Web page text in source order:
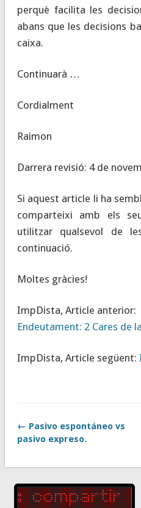
perquè facilita les
abans que les decisions
caixa.
Continuarà …
Cordialment
Raimon
Darrera revisió: 4 de
Si aquest article li ha
comparteixi amb els
utilitzar qualsevol de
continuació.
Moltes gràcies!
ImpDista, Article anterior:
Endeutament: 2 Cares de
ImpDista, Article següent:
← Pasivo espontáneo vs
pasivo expreso.